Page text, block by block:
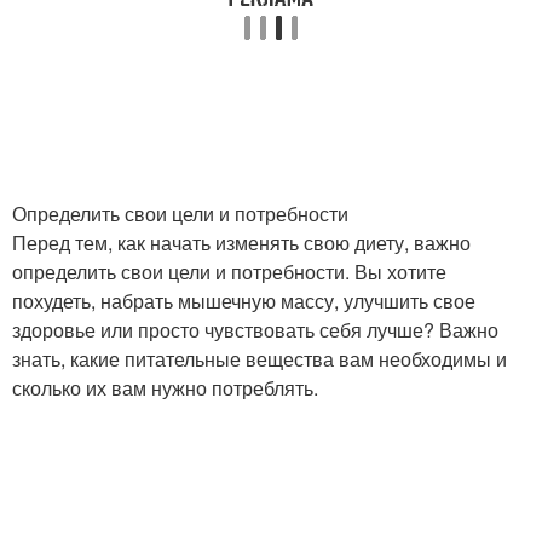
Определить свои цели и потребности
Перед тем, как начать изменять свою диету, важно
определить свои цели и потребности. Вы хотите
похудеть, набрать мышечную массу, улучшить свое
здоровье или просто чувствовать себя лучше? Важно
знать, какие питательные вещества вам необходимы и
сколько их вам нужно потреблять.